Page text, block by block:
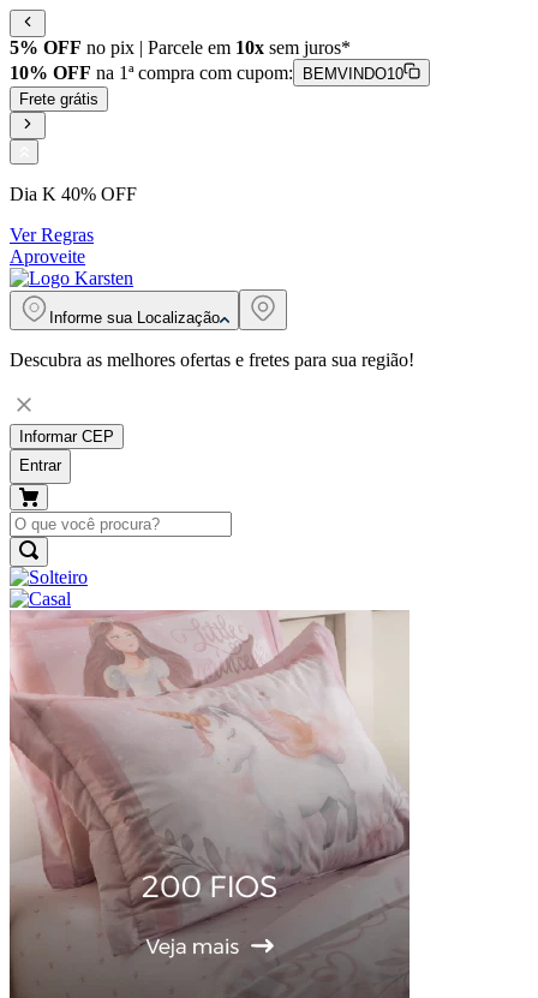
5% OFF no pix | Parcele em 10x sem juros*
10% OFF na 1ª compra com cupom:
BEMVINDO10
Frete grátis
Dia K 40% OFF
Ver Regras
Aproveite
Informe sua Localização
Descubra as melhores ofertas e fretes para sua região!
Informar CEP
Entrar